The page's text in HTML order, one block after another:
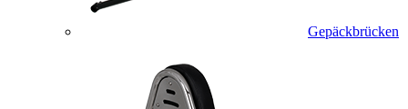
Gepäckbrücken